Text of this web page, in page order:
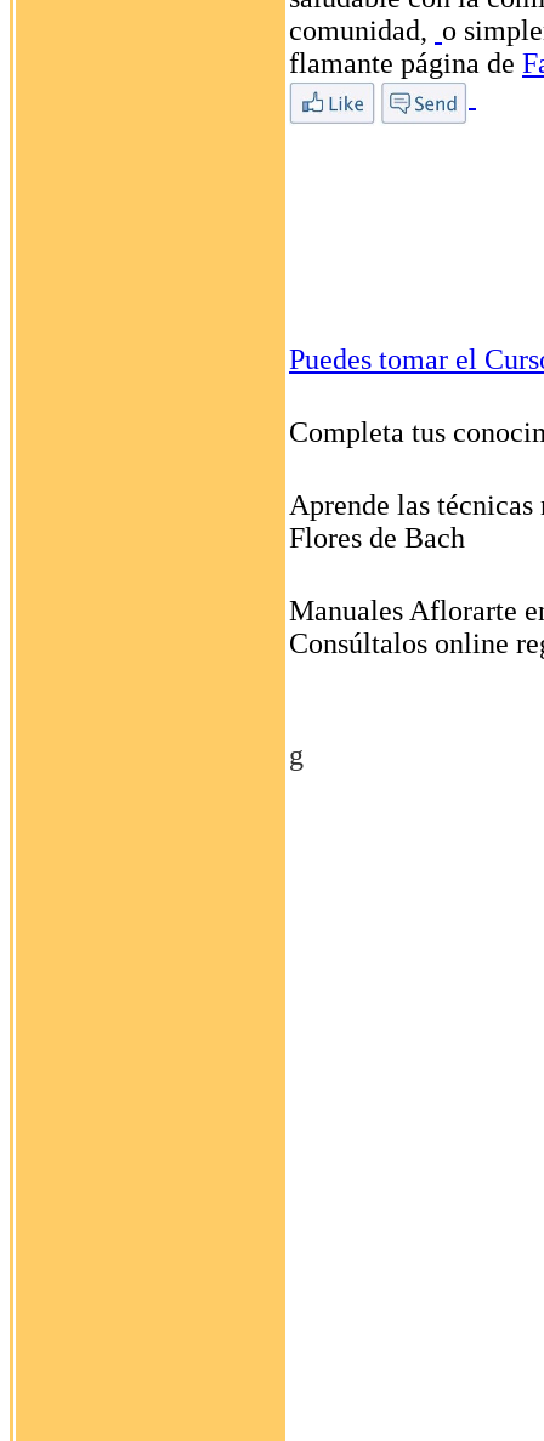
comunidad, o
flamante página de
Puedes tomar el
Completa tus
Aprende las técnicas
Flores de Bach
Manuales Aflorarte
Consúltalos online
g